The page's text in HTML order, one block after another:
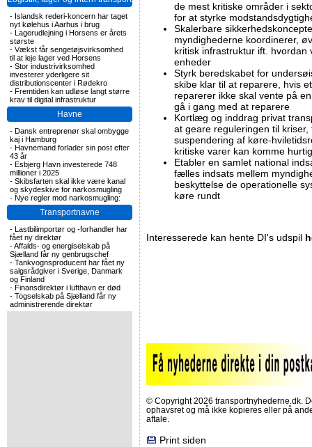
- Islandsk rederi-koncern har taget
nyt kølehus i Aarhus i brug
- Lagerudlejning i Horsens er årets
største
- Vækst får sengetøjsvirksomhed
til at leje lager ved Horsens
- Stor industrivirksomhed
investerer yderligere sit
distributionscenter i Rødekro
- Fremtiden kan udløse langt større
krav til digital infrastruktur
Havne
- Dansk entreprenør skal ombygge
kaj i Hamburg
- Havnemand forlader sin post efter
43 år
- Esbjerg Havn investerede 748
millioner i 2025
- Skibsfarten skal ikke være kanal
og skydeskive for narkosmugling
- Nye regler mod narkosmugling:
Transportnavne
- Lastbilimportør og -forhandler har
fået ny direktør
-Affalds- og energiselskab på
Sjælland får ny genbrugschef
- Tankvognsproducent har fået ny
salgsrådgiver i Sverige, Danmark
og Finland
- Finansdirektør i lufthavn er død
- Togselskab på Sjælland får ny
administrerende direktør
de mest kritiske områder i
for at styrke
Skalerbare
myndighederne koordinerer,
kritisk infrastruktur ift.
enheder
Styrk beredskabet for
skibe klar til at reparere, hvis
reparerer ikke skal vente på
gå i gang med at reparere
Kortlæg og inddrag privat
at geare reguleringen til
suspendering af køre-
kritiske varer kan komme
Etabler en samlet national
fælles indsats mellem
beskyttelse de operationelle
køre rundt
Interesserede kan hente DI's udspil
© Copyright 2026 transportnyhederne.dk.
ophavsret og må ikke kopieres eller på
aftale.
Print siden